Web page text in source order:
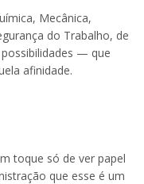
Mecânica,
do Trabalho, de
— que
afinidade.
toque só de ver papel
que esse é um